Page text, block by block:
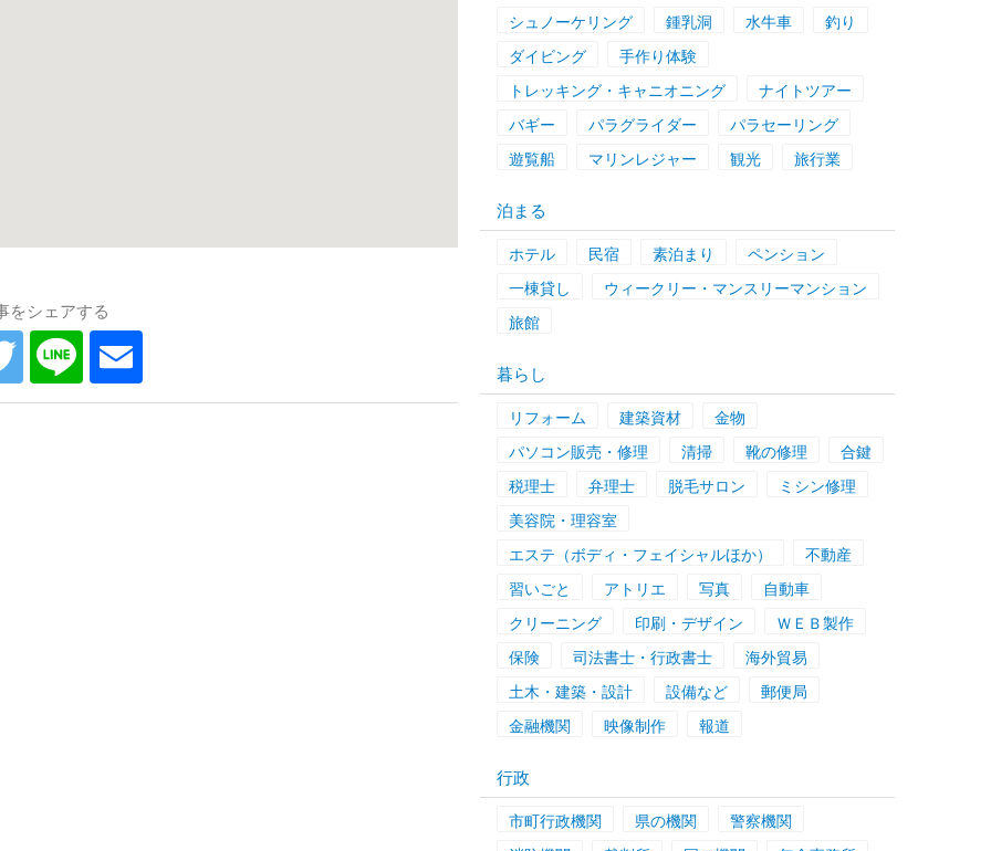
をシェアする
シュノーケリング
鍾乳洞 水牛車
釣り
ダイビング
手作り体験
トレッキング・キャニオニング
ナイトツアー
バギー
パラグライダー
パラセーリング
遊覧船
マリンレジャー 観光 旅行業
泊まる
ホテル 民宿 素泊まり
ペンション
一棟貸し
ウィークリー・マンスリーマンション
旅館
暮らし
リフォーム 建築資材
金物
パソコン販売・修理
清掃 靴の修理
合鍵
税理士
弁理士 脱毛サロン
ミシン修理
美容院・理容室
エステ（ボディ・フェイシャルほか）
不動産
習いごと
アトリエ 写真
自動車
クリーニング
印刷・デザイン
ＷＥＢ製作
保険
司法書士・行政書士
海外貿易
土木・建築・設計
設備など
郵便局
金融機関
映像制作 報道
行政
市町行政機関 県の機関
警察機関